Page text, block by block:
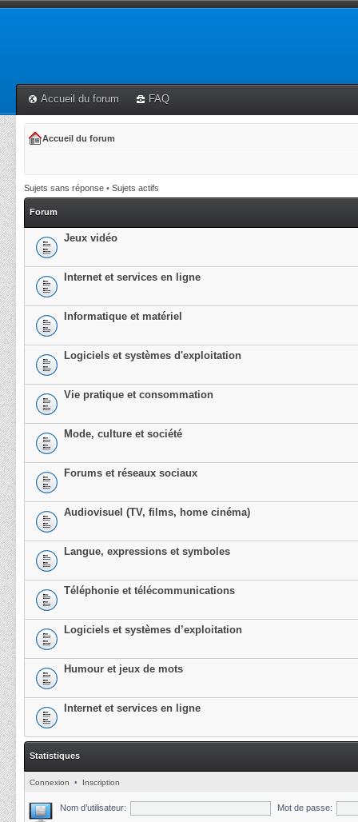
Accueil du forum FAQ
Accueil du forum
Sujets sans réponse • Sujets actifs
Forum
Jeux vidéo
Internet et services en ligne
Informatique et matériel
Logiciels et systèmes d'exploitation
Vie pratique et consommation
Mode, culture et société
Forums et réseaux sociaux
Audiovisuel (TV, films, home cinéma)
Langue, expressions et symboles
Téléphonie et télécommunications
Logiciels et systèmes d’exploitation
Humour et jeux de mots
Internet et services en ligne
Statistiques
Connexion • Inscription
Nom d’utilisateur: Mot de passe: